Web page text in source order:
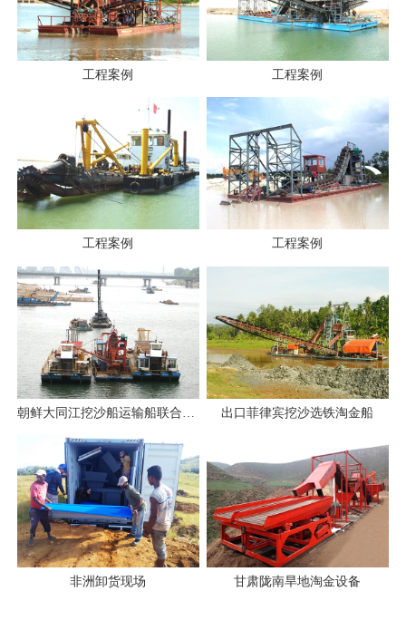
工程案例 工程案例
工程案例 工程案例
出口菲律宾挖沙选铁淘金船
非洲卸货现场 甘肃陇南旱地淘金设备